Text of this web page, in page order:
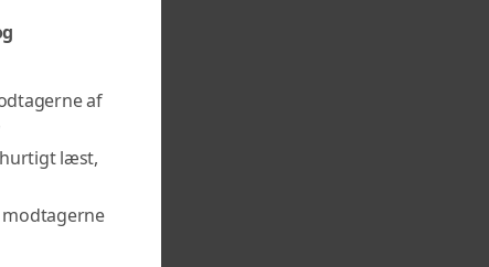
to
and make
af
læst,